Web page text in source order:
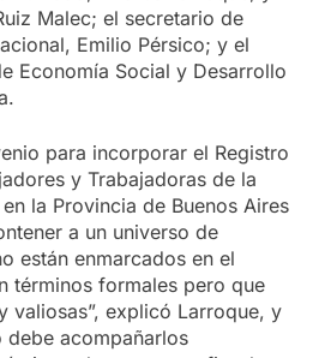
Malec; el secretario de
Emilio Pérsico; y el
Economía Social y Desarrollo
para incorporar el Registro
y Trabajadoras de la
la Provincia de Buenos Aires
a un universo de
están enmarcados en el
términos formales pero que
valiosas”, explicó Larroque, y
debe acompañarlos